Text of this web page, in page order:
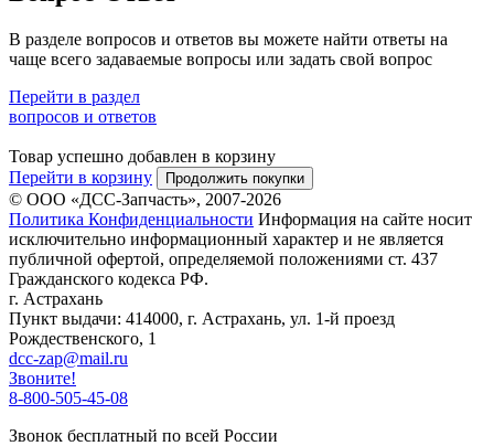
В разделе вопросов и ответов вы можете найти ответы на
чаще всего задаваемые вопросы или задать свой вопрос
Перейти в раздел
вопросов и ответов
Товар успешно добавлен в корзину
Перейти в корзину
Продолжить покупки
© ООО «ДСС-Запчасть», 2007-2026
Политика Конфиденциальности Информация на сайте носит
исключительно информационный характер и не является
публичной офертой, определяемой положениями ст. 437
Гражданского кодекса РФ.
г. Астрахань
Пункт выдачи: 414000, г. Астрахань, ул. 1-й проезд
Рождественского, 1
dcc-zap@mail.ru
Звоните!
8-800-505-45-08
Звонок бесплатный по всей России